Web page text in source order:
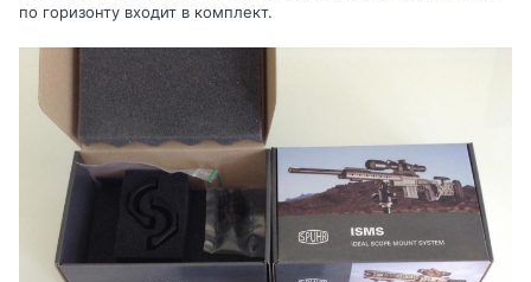
по горизонту входит в комплект.